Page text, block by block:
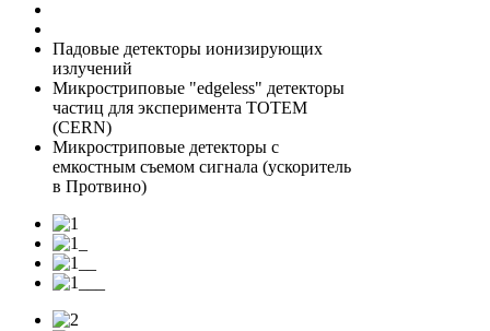
Падовые детекторы ионизирующих
излучений
Микростриповые "edgeless" детекторы
частиц для эксперимента TOTEM
(CERN)
Микростриповые детекторы с
емкостным съемом сигнала (ускоритель
в Протвино)